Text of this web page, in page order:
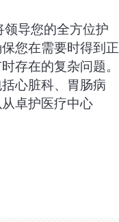
领导您的全方位护
您在需要时得到正
存在的复杂问题。
心脏科、胃肠病
卓护医疗中心